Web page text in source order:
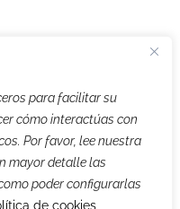
para facilitar su
cómo interactúas con
Por favor, lee nuestra
mayor detalle las
poder configurarlas
de cookies